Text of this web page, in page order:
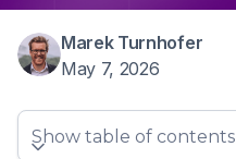
Marek Turnhofer
May 7, 2026
Show table of contents